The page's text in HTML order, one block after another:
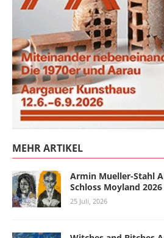
MEHR ARTIKEL
Armin Mueller-Stahl
Schloss Moyland 2026
25 Juli, 2026